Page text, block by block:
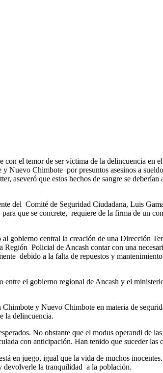
el temor de ser víctima de la delincuencia en
y Nuevo Chimbote por presuntos asesinos a
aseveró que estos hechos de sangre se deberían
del Comité de Seguridad Ciudadana, Luis
que se concrete, requiere de la firma de un
al gobierno central la creación de una Dirección
Región Policial de Ancash contar con una
debido a la falta de repuestos y
entre el gobierno regional de Ancash y el
Chimbote y Nuevo Chimbote en materia de
la delincuencia.
No obstante que el modus operandi de
con anticipación. Han tenido que suceder
en juego, igual que la vida de muchos
devolverle la tranquilidad a la población.